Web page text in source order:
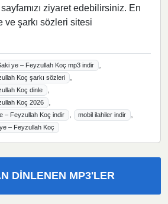
ziyaret edebilirsiniz. En
ve şarkı sözleri sitesi
ye – Feyzullah Koç mp3 indir ,
Koç şarkı sözleri ,
Koç dinle ,
Koç 2026 ,
– Feyzullah Koç indir , mobil ilahiler indir ,
– Feyzullah Koç
DINLENEN MP3'LER